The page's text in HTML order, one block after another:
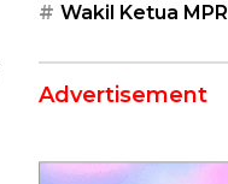
Wakil Ketua MPR
Advertisement